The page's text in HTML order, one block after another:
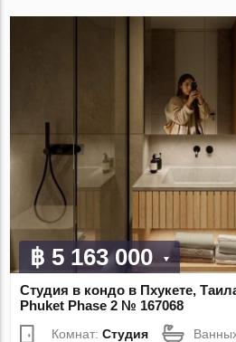
฿ 5 163 000
Студия в кондо в Пхукете,
Phuket Phase 2 № 167068
Комнат:Студия